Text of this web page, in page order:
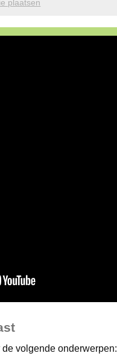
plaatsen
de volgende onderwerpen: